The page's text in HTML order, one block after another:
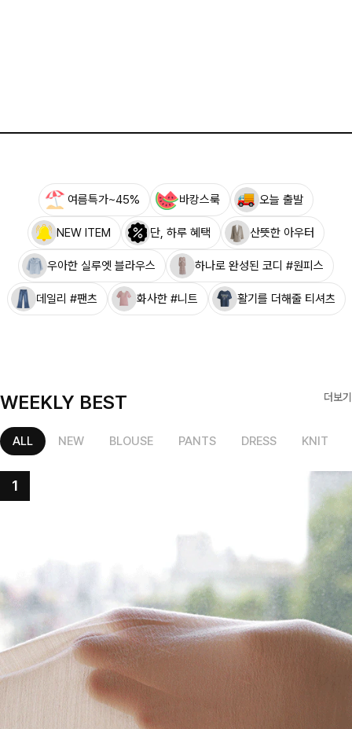
여름특가~45% 바캉스룩 오늘 출발
NEW ITEM 단, 하루 혜택 산뜻한 아우터
우아한 실루엣 블라우스 하나로 완성된 코디 #원피스
데일리 #팬츠 화사한 #니트 활기를 더해줄 티셔츠
WEEKLY BEST 더보기
ALL NEW BLOUSE PANTS DRESS KNIT